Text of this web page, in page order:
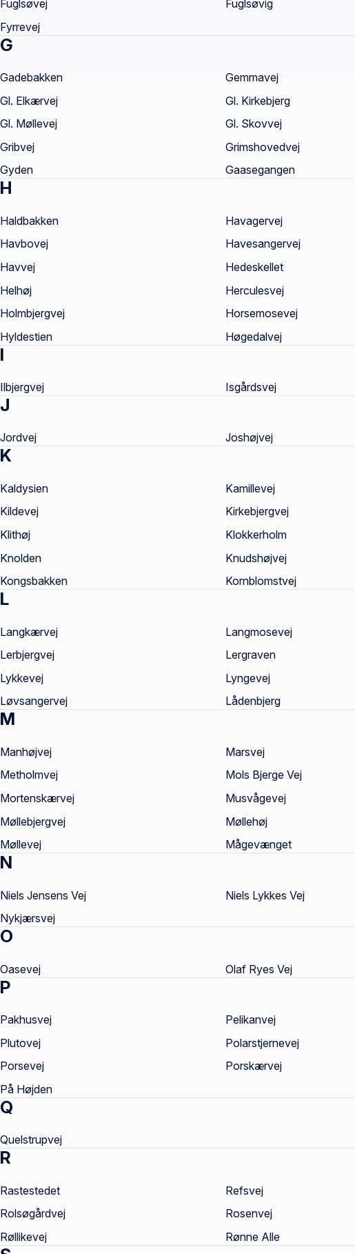
Fuglsøvej
Fuglsøvig
Fyrrevej
G
Gadebakken Gemmavej
Gl. Elkærvej
Gl. Kirkebjerg
Gl. Møllevej
Gl. Skovvej
Gribvej
Grimshovedvej
Gyden
Gaasegangen
H
Haldbakken Havagervej
Havbovej
Havesangervej
Havvej
Hedeskellet
Helhøj
Herculesvej
Holmbjergvej
Horsemosevej
Hyldestien
Høgedalvej
I
Ilbjergvej Isgårdsvej
J
Jordvej Joshøjvej
K
Kaldysien Kamillevej
Kildevej
Kirkebjergvej
Klithøj
Klokkerholm
Knolden
Knudshøjvej
Kongsbakken
Kornblomstvej
L
Langkærvej Langmosevej
Lerbjergvej
Lergraven
Lykkevej
Lyngevej
Løvsangervej
Lådenbjerg
M
Manhøjvej Marsvej
Metholmvej
Mols Bjerge Vej
Mortenskærvej
Musvågevej
Møllebjergvej
Møllehøj
Møllevej
Mågevænget
N
Niels Jensens Vej Niels Lykkes Vej
Nykjærsvej
O
Oasevej Olaf Ryes Vej
P
Pakhusvej Pelikanvej
Plutovej
Polarstjernevej
Porsevej
Porskærvej
På Højden
Q
Quelstrupvej
R
Rastestedet Refsvej
Rolsøgårdvej
Rosenvej
Røllikevej
Rønne Alle